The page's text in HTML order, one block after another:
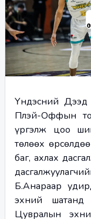
Үндэсний
Плэй-Оффын
үргэлж цоо
төлөөх
баг, ахлах
Б.Анараар
эхний шатанд
Цувралын